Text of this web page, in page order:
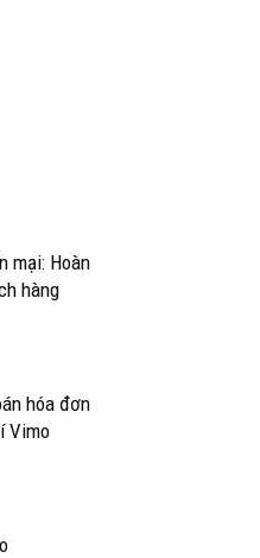
mại: Hoàn
hàng
hóa đơn
Vimo